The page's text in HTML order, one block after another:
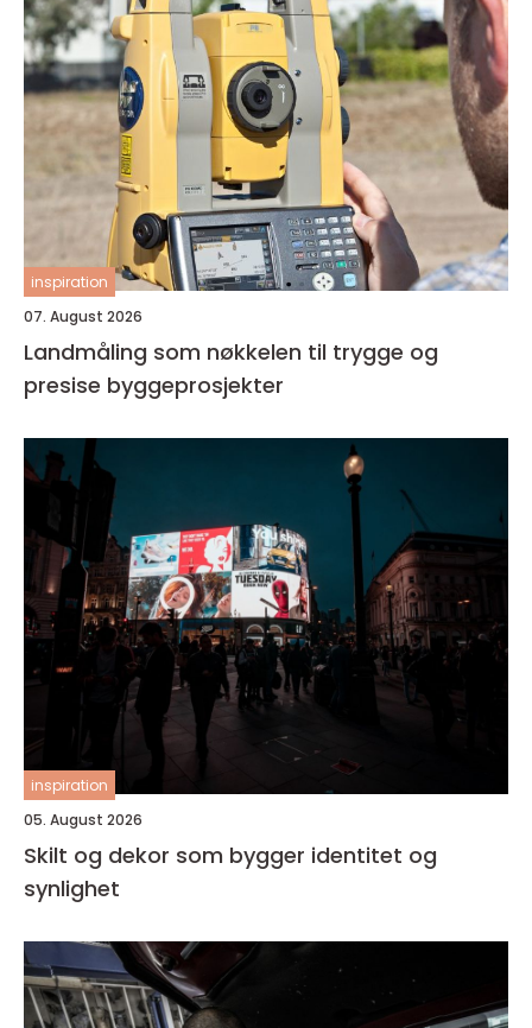
inspiration
07. August 2026
Landmåling som nøkkelen til trygge og
presise byggeprosjekter
inspiration
05. August 2026
Skilt og dekor som bygger identitet og
synlighet